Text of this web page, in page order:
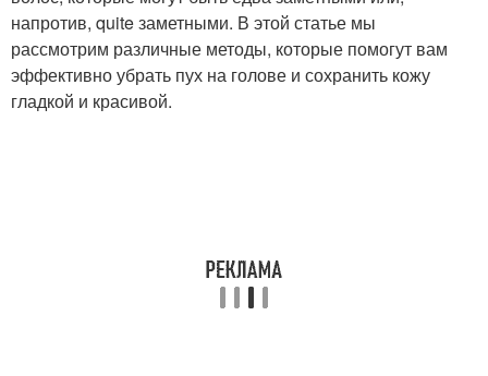
напротив, quite заметными. В этой статье мы
рассмотрим различные методы, которые помогут вам
эффективно убрать пух на голове и сохранить кожу
гладкой и красивой.